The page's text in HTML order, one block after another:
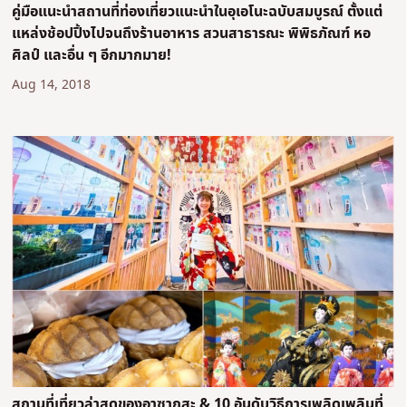
คู่มือแนะนำสถานที่ท่องเที่ยวแนะนำในอุเอโนะฉบับสมบูรณ์ ตั้งแต่
แหล่งช้อปปิ้งไปจนถึงร้านอาหาร สวนสาธารณะ พิพิธภัณฑ์ หอ
ศิลป์ และอื่น ๆ อีกมากมาย!
Aug 14, 2018